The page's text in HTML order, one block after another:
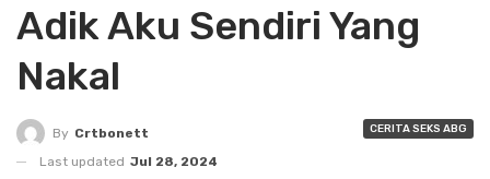
Adik Aku Sendiri Yang
Nakal
CERITA SEKS ABG
By Crtbonett
Last updated Jul 28, 2024